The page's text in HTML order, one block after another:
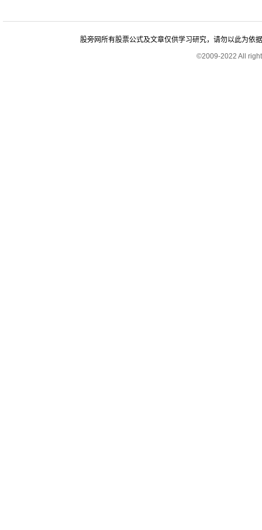
股旁网所有股票公式及文章仅供学习研究，请勿以此为依
©2009-2022 All